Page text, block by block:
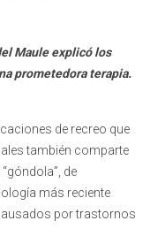
Maule explicó los
prometedora terapia.
de recreo que
también comparte
de
más reciente
por trastornos